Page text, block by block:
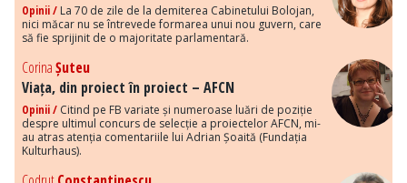
Opinii / La 70 de zile de la demiterea Cabinetului Bolojan,
nici măcar nu se întrevede formarea unui nou guvern, care
să fie sprijinit de o majoritate parlamentară.
CorinaȘuteu
Viața, din proiect în proiect – AFCN
Opinii / Citind pe FB variate și numeroase luări de poziție
despre ultimul concurs de selecție a proiectelor AFCN, mi-
au atras atenția comentariile lui Adrian Șoaită (Fundația
Kulturhaus).